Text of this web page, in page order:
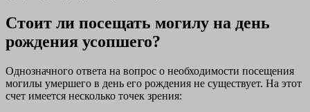
Стоит ли посещать могилу на день
рождения усопшего?
Однозначного ответа на вопрос о необходимости посещения
могилы умершего в день его рождения не существует. На этот
счет имеется несколько точек зрения: